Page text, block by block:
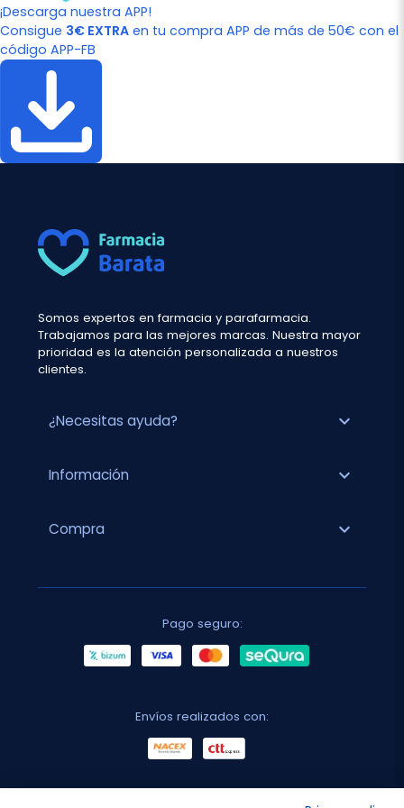
¡Descarga nuestra APP!
Consigue 3€ EXTRA en tu compra APP de más de 50€ con el
código APP-FB
Somos expertos en farmacia y parafarmacia.
Trabajamos para las mejores marcas. Nuestra mayor
prioridad es la atención personalizada a nuestros
clientes.
¿Necesitas ayuda? expand_more
Información expand_more
Compra expand_more
Pago seguro:
Envíos realizados con: